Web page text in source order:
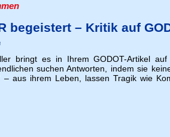
begeistert – Kritik auf
bringt es in Ihrem GODOT-Artikel
suchen Antworten, indem sie
– aus ihrem Leben, lassen Tragik wie